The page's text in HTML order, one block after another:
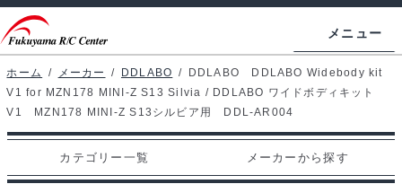
ビ
ゲ
ー
シ
ョ
ン
テ
ン
ツ
へ
メニュー
ホームページ
マイアカウント
カート
ホーム / メーカー / DDLABO / DDLABO DDLABO Widebody kit
V1 for MZN178 MINI-Z S13 Silvia / DDLABO ワイドボディキット
V1 MZN178 MINI-Z S13シルビア用 DDL-AR004
カテゴリー一覧 メーカーから探す